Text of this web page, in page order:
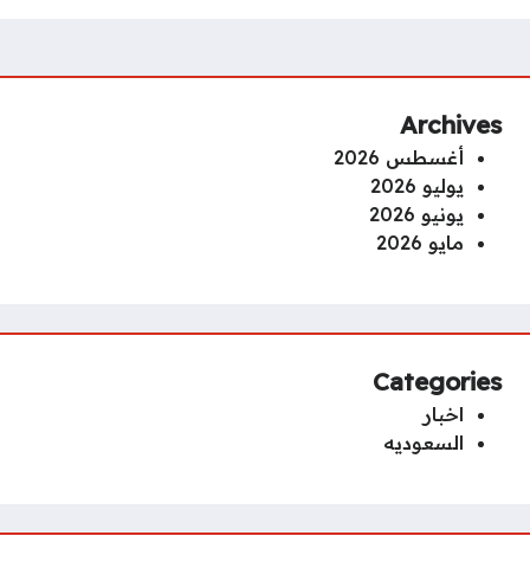
Archives
أغسطس 2026
يوليو 2026
يونيو 2026
مايو 2026
Categories
اخبار
السعوديه